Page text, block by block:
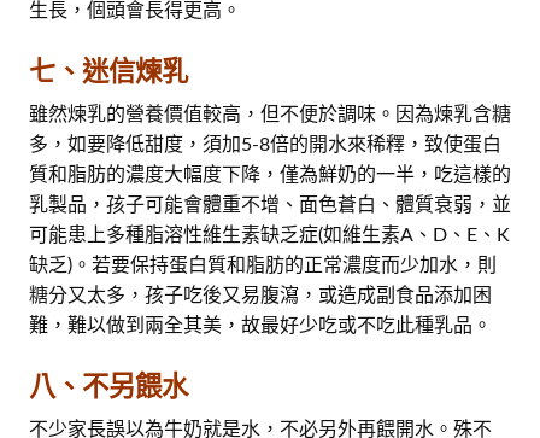
生長，個頭會長得更高。
七、迷信煉乳
雖然煉乳的營養價值較高，但不便於調味。因為煉乳含糖
多，如要降低甜度，須加5-8倍的開水來稀釋，致使蛋白
質和脂肪的濃度大幅度下降，僅為鮮奶的一半，吃這樣的
乳製品，孩子可能會體重不增、面色蒼白、體質衰弱，並
可能患上多種脂溶性維生素缺乏症(如維生素A、D、E、K
缺乏)。若要保持蛋白質和脂肪的正常濃度而少加水，則
糖分又太多，孩子吃後又易腹瀉，或造成副食品添加困
難，難以做到兩全其美，故最好少吃或不吃此種乳品。
八、不另餵水
不少家長誤以為牛奶就是水，不必另外再餵開水。殊不